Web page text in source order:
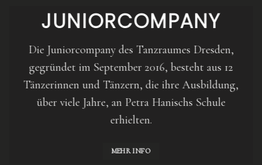
JUNIORCOMPANY
Die Juniorcompany des Tanzraumes Dresden,
gegründet im September 2016, besteht aus 12
Tänzerinnen und Tänzern, die ihre Ausbildung,
über viele Jahre, an Petra Hanischs Schule
erhielten.
MEHR INFO